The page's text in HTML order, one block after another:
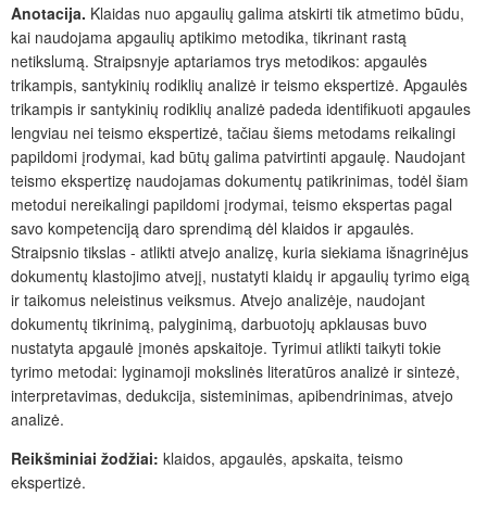
Anotacija. Klaidas nuo apgaulių galima atskirti tik atmetimo būdu,
kai naudojama apgaulių aptikimo metodika, tikrinant rastą
netikslumą. Straipsnyje aptariamos trys metodikos: apgaulės
trikampis, santykinių rodiklių analizė ir teismo ekspertizė. Apgaulės
trikampis ir santykinių rodiklių analizė padeda identifikuoti apgaules
lengviau nei teismo ekspertizė, tačiau šiems metodams reikalingi
papildomi įrodymai, kad būtų galima patvirtinti apgaulę. Naudojant
teismo ekspertizę naudojamas dokumentų patikrinimas, todėl šiam
metodui nereikalingi papildomi įrodymai, teismo ekspertas pagal
savo kompetenciją daro sprendimą dėl klaidos ir apgaulės.
Straipsnio tikslas - atlikti atvejo analizę, kuria siekiama išnagrinėjus
dokumentų klastojimo atvejį, nustatyti klaidų ir apgaulių tyrimo eigą
ir taikomus neleistinus veiksmus. Atvejo analizėje, naudojant
dokumentų tikrinimą, palyginimą, darbuotojų apklausas buvo
nustatyta apgaulė įmonės apskaitoje. Tyrimui atlikti taikyti tokie
tyrimo metodai: lyginamoji mokslinės literatūros analizė ir sintezė,
interpretavimas, dedukcija, sisteminimas, apibendrinimas, atvejo
analizė.
Reikšminiai žodžiai: klaidos, apgaulės, apskaita, teismo
ekspertizė.